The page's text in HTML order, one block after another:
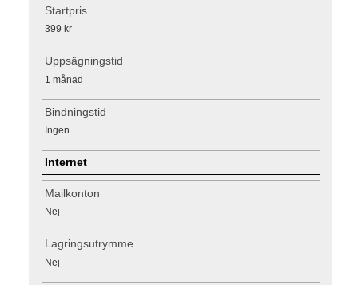
Startpris
399 kr
Uppsägningstid
1 månad
Bindningstid
Ingen
Internet
Mailkonton
Nej
Lagringsutrymme
Nej